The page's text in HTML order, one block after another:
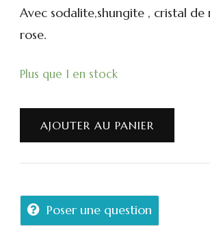
Avec sodalite,shungite , cristal
rose.
Plus que 1 en stock
AJOUTER AU PANIER
Poser une question